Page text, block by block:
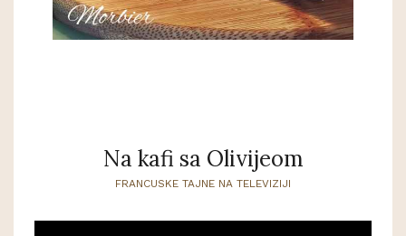
Na kafi sa Olivijeom
FRANCUSKE TAJNE NA TELEVIZIJI